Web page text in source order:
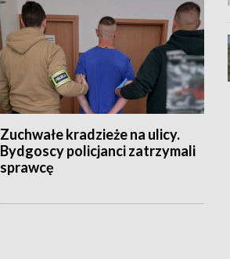
Zuchwałe kradzieże na ulicy.
Bydgoscy policjanci zatrzymali
sprawcę